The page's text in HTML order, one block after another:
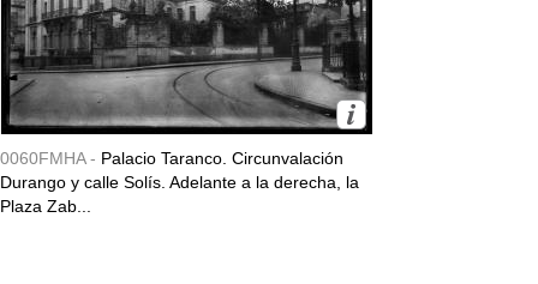
0060FMHA - Palacio Taranco. Circunvalación
Durango y calle Solís. Adelante a la derecha, la
Plaza Zab...